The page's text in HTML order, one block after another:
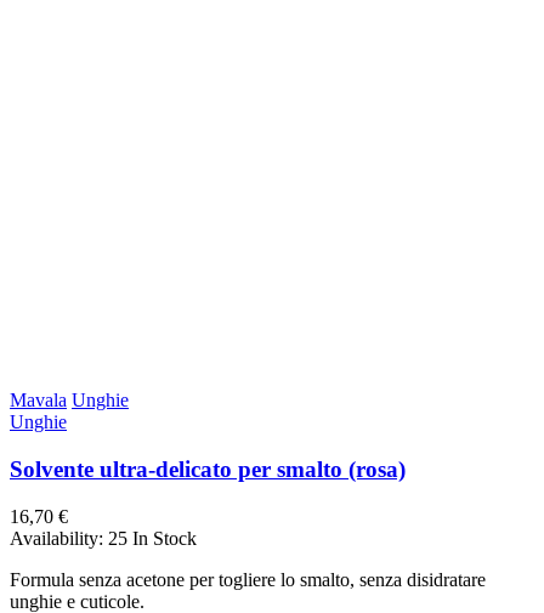
Mavala Unghie
Unghie
Solvente ultra-delicato per smalto (rosa)
16,70 €
Availability: 25 In Stock
Formula senza acetone per togliere lo smalto, senza disidratare
unghie e cuticole.